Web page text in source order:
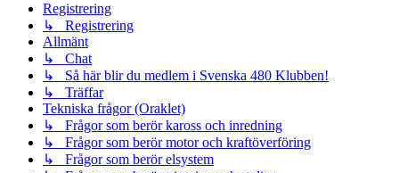
Registrering
↳ Registrering
Allmänt
↳ Chat
↳ Så här blir du medlem i Svenska 480 Klubben!
↳ Träffar
Tekniska frågor (Oraklet)
↳ Frågor som berör kaross och inredning
↳ Frågor som berör motor och kraftöverföring
↳ Frågor som berör elsystem